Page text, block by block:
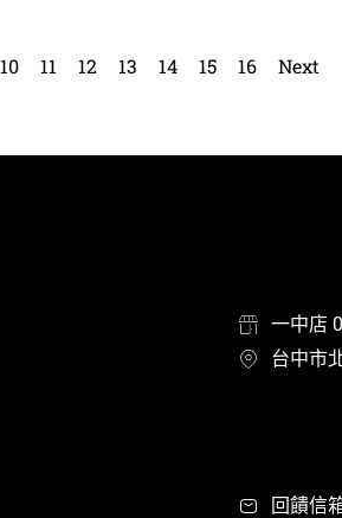
10 11 12 13 14 15 16 Next
一中店
台中市
回饋信